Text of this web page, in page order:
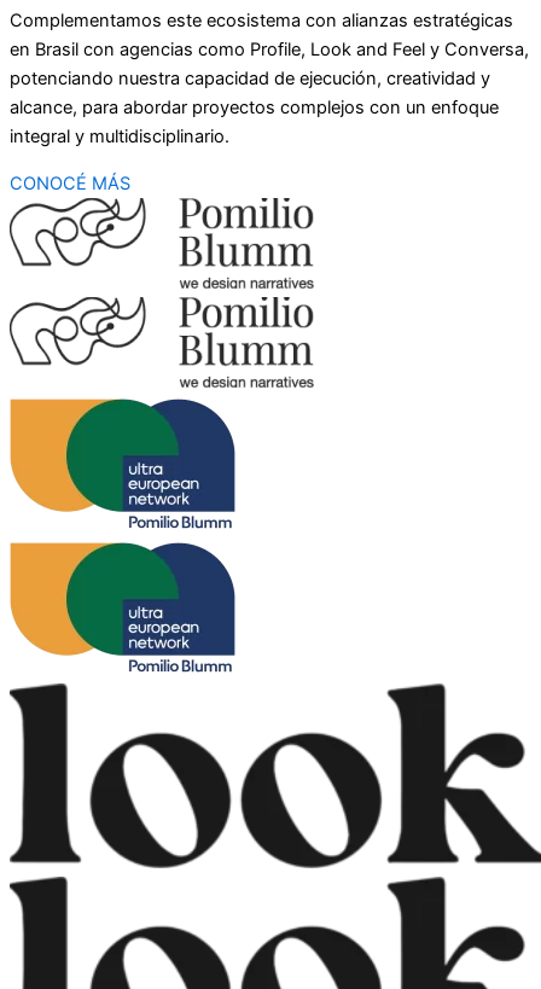
Complementamos este ecosistema con alianzas estratégicas
en Brasil con agencias como Profile, Look and Feel y Conversa,
potenciando nuestra capacidad de ejecución, creatividad y
alcance, para abordar proyectos complejos con un enfoque
integral y multidisciplinario.
CONOCÉ MÁS